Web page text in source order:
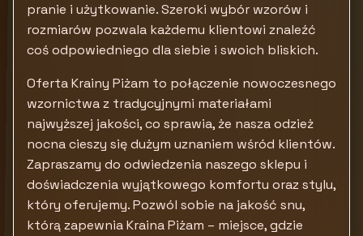
pranie i użytkowanie. Szeroki wybór wzorów i
rozmiarów pozwala każdemu klientowi znaleźć
coś odpowiedniego dla siebie i swoich bliskich.
Oferta Krainy Piżam to połączenie nowoczesnego
wzornictwa z tradycyjnymi materiałami
najwyższej jakości, co sprawia, że nasza odzież
nocna cieszy się dużym uznaniem wśród klientów.
Zapraszamy do odwiedzenia naszego sklepu i
doświadczenia wyjątkowego komfortu oraz stylu,
który oferujemy. Pozwól sobie na jakość snu,
którą zapewnia Kraina Piżam – miejsce, gdzie